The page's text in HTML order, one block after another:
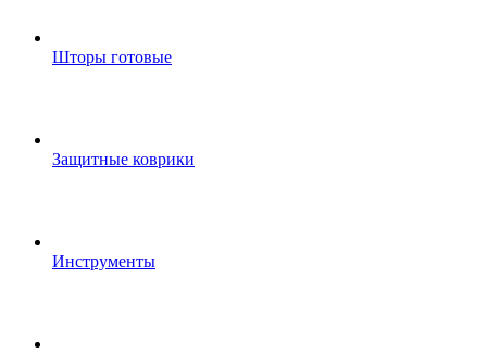
Шторы готовые
Защитные коврики
Инструменты